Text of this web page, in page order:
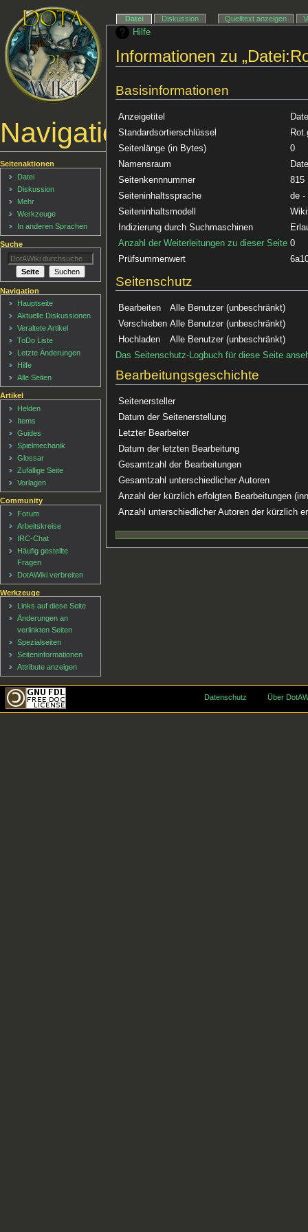
Hilfe
Informationen zu
Basisinformationen
Anzeigetitel
Standardsortierschlüssel
Seitenlänge (in Bytes)
0
Namensraum
Seitenkennnummer
815
Seiteninhaltssprache
de -
Seiteninhaltsmodell
Indizierung durch Suchmaschinen
Anzahl der Weiterleitungen zu dieser Seite 0
Prüfsummenwert
Seitenschutz
Bearbeiten
Alle Benutzer (unbeschränkt)
Verschieben Alle Benutzer (unbeschränkt)
Hochladen
Alle Benutzer (unbeschränkt)
Das Seitenschutz-Logbuch für diese Seite
Bearbeitungsgeschichte
Seitenersteller
Datum der Seitenerstellung
Letzter Bearbeiter
Datum der letzten Bearbeitung
Gesamtzahl der Bearbeitungen
Gesamtzahl unterschiedlicher Autoren
Anzahl der kürzlich erfolgten Bearbeitungen
Anzahl unterschiedlicher Autoren der kürzlich
Navigationsmenü
Datei Diskussion Quelltext anzeigen
Seitenaktionen
Datei
Diskussion
Mehr
Werkzeuge
In anderen Sprachen
Suche
Navigation
Hauptseite
Aktuelle Diskussionen
Veraltete Artikel
ToDo Liste
Letzte Änderungen
Hilfe
Alle Seiten
Artikel
Helden
Items
Guides
Spielmechanik
Glossar
Zufällige Seite
Vorlagen
Community
Forum
Arbeitskreise
IRC-Chat
Häufig gestellte
Fragen
DotAWiki verbreiten
Werkzeuge
Links auf diese Seite
Änderungen an
verlinkten Seiten
Spezialseiten
Seiten­informationen
Attribute anzeigen
Datenschutz Über